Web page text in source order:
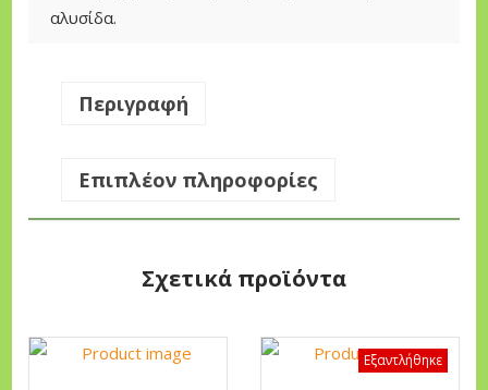
αλυσίδα.
Ω
Ν
L
Περιγραφή
Επιπλέον πληροφορίες
Σχετικά προϊόντα
Εξαντλήθηκε